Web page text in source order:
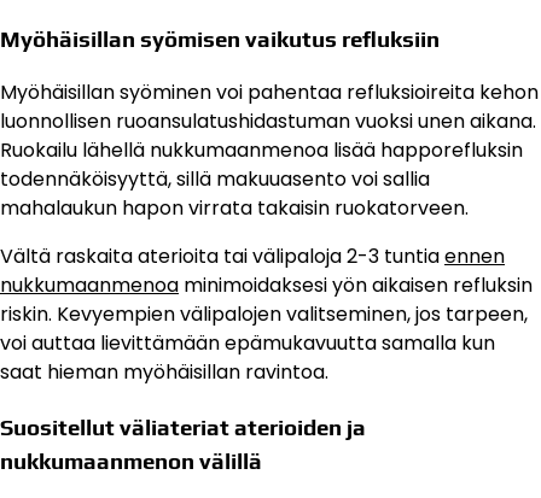
Myöhäisillan syömisen vaikutus refluksiin
Myöhäisillan syöminen voi pahentaa refluksioireita kehon
luonnollisen ruoansulatushidastuman vuoksi unen aikana.
Ruokailu lähellä nukkumaanmenoa lisää happorefluksin
todennäköisyyttä, sillä makuuasento voi sallia
mahalaukun hapon virrata takaisin ruokatorveen.
Vältä raskaita aterioita tai välipaloja 2-3 tuntiaennen
nukkumaanmenoa minimoidaksesi yön aikaisen refluksin
riskin. Kevyempien välipalojen valitseminen, jos tarpeen,
voi auttaa lievittämään epämukavuutta samalla kun
saat hieman myöhäisillan ravintoa.
Suositellut väliateriat aterioiden ja
nukkumaanmenon välillä